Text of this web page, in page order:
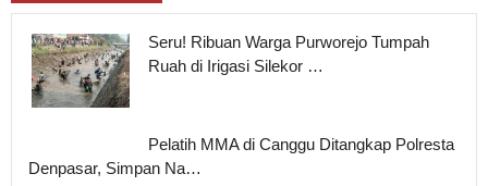
Seru! Ribuan Warga Purworejo Tumpah
Ruah di Irigasi Silekor …
Pelatih MMA di Canggu Ditangkap Polresta
Denpasar, Simpan Na…